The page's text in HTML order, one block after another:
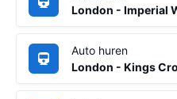
London - Imperial
Auto huren
London - Kings